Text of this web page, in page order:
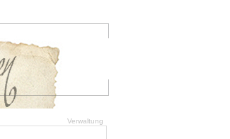
Verwaltung